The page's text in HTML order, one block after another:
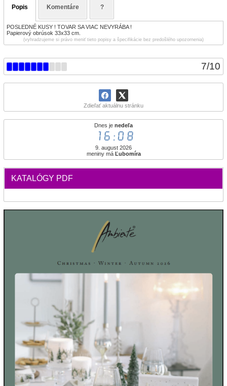
7/10
Zdieľať aktuálnu stránku
Dnes je nedeľa
16:08
9. august 2026
meniny má Ľubomíra
KATALÓGY PDF
Popis Komentáre ?
POSLEDNÉ KUSY ! TOVAR SA VIAC NEVYRÁBA !
Papierový obrúsok 33x33 cm.
(vyhradzujeme si právo meniť tieto popisy a špecifikácie bez predošlého upozornenia)